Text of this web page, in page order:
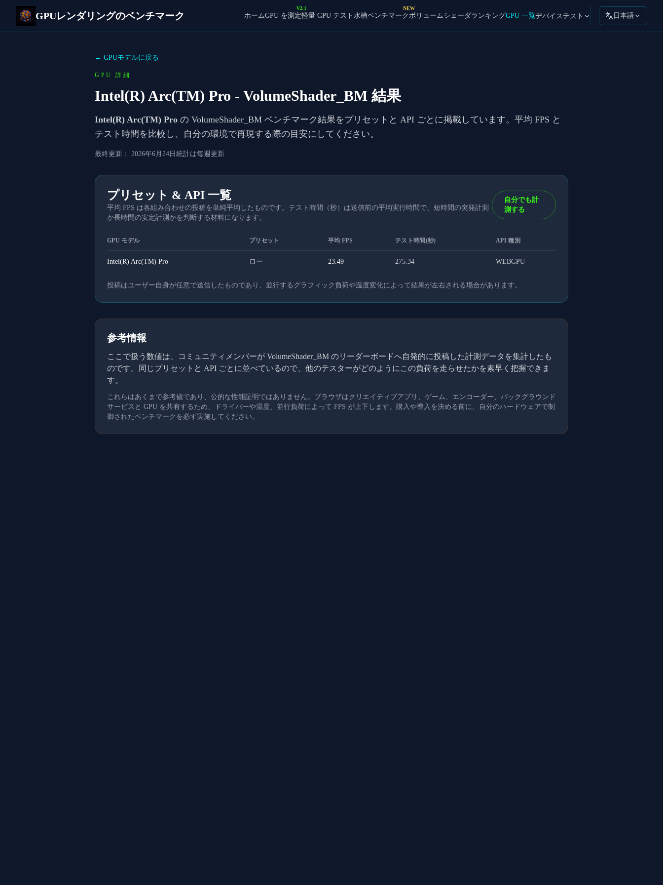
GPUレンダリングのベンチマーク ホームGPU を測定
V2.1
軽量 GPU テスト 水槽ベンチマーク
NEW
ボリュームシェーダランキングGPU 一覧デバイステスト 日本語
← GPUモデルに戻る
GPU 詳細
Intel(R) Arc(TM) Pro - VolumeShader_BM 結果
Intel(R) Arc(TM) Pro の VolumeShader_BM ベンチマーク結果をプリセットと API ごとに掲載しています。平均 FPS と
テスト時間を比較し、自分の環境で再現する際の目安にしてください。
最終更新： 2026年6月24日 統計は毎週更新
プリセット & API 一覧
平均 FPS は各組み合わせの投稿を単純平均したものです。テスト時間（秒）は送信前の平均実行時間で、短時間の突発計測
か長時間の安定計測かを判断する材料になります。
自分でも計
測する
GPU モデル プリセット 平均 FPS テスト時間(秒) API 種別
Intel(R) Arc(TM) Pro ロー 23.49 275.34 WEBGPU
投稿はユーザー自身が任意で送信したものであり、並行するグラフィック負荷や温度変化によって結果が左右される場合があります。
参考情報
ここで扱う数値は、コミュニティメンバーが VolumeShader_BM のリーダーボードへ自発的に投稿した計測データを集計したも
のです。同じプリセットと API ごとに並べているので、他のテスターがどのようにこの負荷を走らせたかを素早く把握できま
す。
これらはあくまで参考値であり、公的な性能証明ではありません。ブラウザはクリエイティブアプリ、ゲーム、エンコーダー、バックグラウンド
サービスと GPU を共有するため、ドライバーや温度、並行負荷によって FPS が上下します。購入や導入を決める前に、自分のハードウェアで制
御されたベンチマークを必ず実施してください。